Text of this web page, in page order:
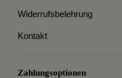
Widerrufsbelehrung
Kontakt
Zahlungsoptionen